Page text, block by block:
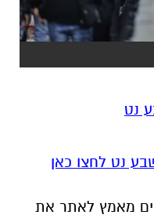
נט
נט לחצו כאן
מאמץ לאתר את